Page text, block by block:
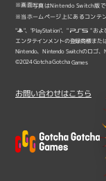
※画面写真はNintendo Switch版で
※当ホームページ上にあるコンテ
" "、"PlayStation"、" " およ
エンタテインメントの登録商標また
Nintendo、Nintendo Switchのロゴ、
©2024 Gotcha Gotcha Games
お問い合わせはこちら